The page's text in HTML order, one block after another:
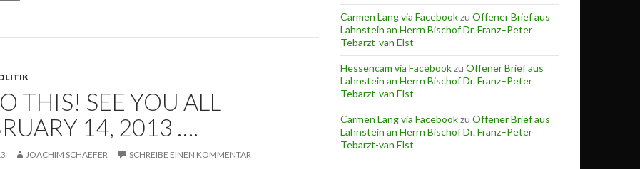
THIS! SEE YOU ALL
14, 2013 ….
JOACHIM SCHAEFER SCHREIBE EINEN KOMMENTAR
Carmen Lang via Facebookzu Offener Brief aus
Lahnstein an Herrn Bischof Dr. Franz–Peter
Tebarzt-van Elst
Hessencam via Facebookzu Offener Brief aus
Lahnstein an Herrn Bischof Dr. Franz–Peter
Tebarzt-van Elst
Carmen Lang via Facebookzu Offener Brief aus
Lahnstein an Herrn Bischof Dr. Franz–Peter
Tebarzt-van Elst